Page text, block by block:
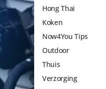
Hong Thai
Koken
Now4You Tips
Outdoor
Thuis
Verzorging